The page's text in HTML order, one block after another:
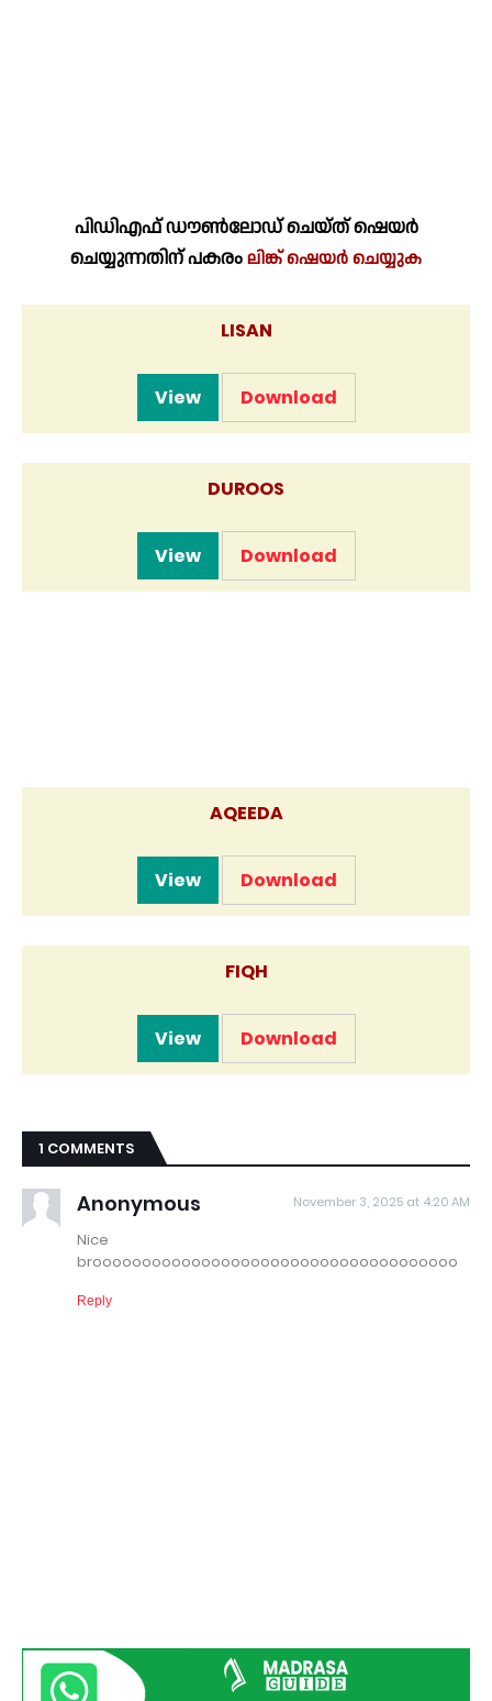
പിഡിഎഫ് ഡൗൺലോഡ് ചെയ്ത് ഷെയർ
ചെയ്യുന്നതിന് പകരംലിങ്ക് ഷെയർ ചെയ്യുക
LISAN
View Download
DUROOS
View Download
AQEEDA
View Download
FIQH
View Download
1 COMMENTS
Anonymous November 3, 2025 at 4:20 AM
Nice
brooooooooooooooooooooooooooooooooooooo
Reply